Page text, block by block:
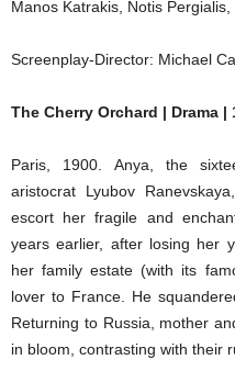
Manos Katrakis, Notis
Screenplay-Director: Michael
The Cherry Orchard | Drama |
Paris, 1900. Anya, the
aristocrat Lyubov
escort her fragile and
years earlier, after losing her
her family estate (with its
lover to France. He
Returning to Russia, mother
in bloom, contrasting with their